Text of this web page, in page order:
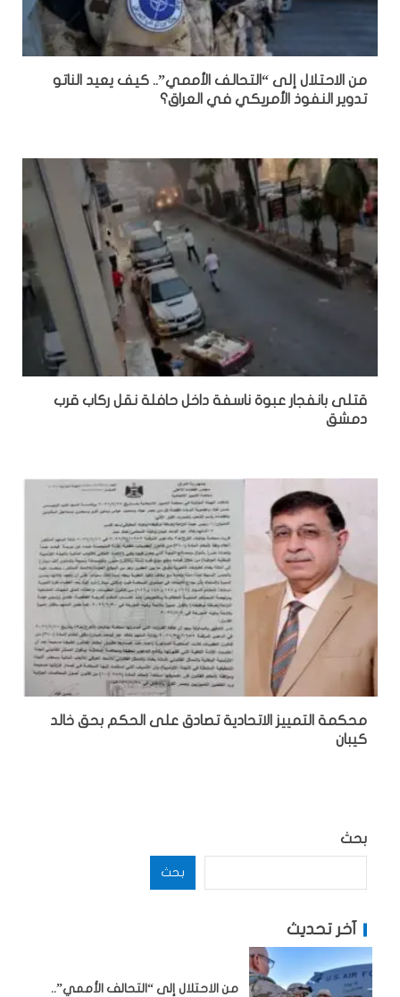
من الاحتلال إلى “التحالف الأممي”.. كيف يعيد الناتو
تدوير النفوذ الأمريكي في العراق؟
قتلى بانفجار عبوة ناسفة داخل حافلة نقل ركاب قرب
دمشق
محكمة التمييز الاتحادية تصادق على الحكم بحق خالد
كيبان
بحث
بحث
آخر تحديث
من الاحتلال إلى “التحالف الأممي”..